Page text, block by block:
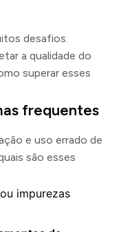
desafios.
a qualidade do
superar esses
frequentes
e uso errado de
são esses
impurezas